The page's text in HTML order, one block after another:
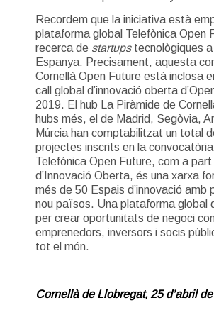
Recordem que la iniciativa està
plataforma global Telefònica Open
recerca de startupstecnològiques
Espanya. Precisament, aquesta
Cornellà Open Future està inclosa
call global d’innovació oberta
2019. El hub La Piràmide de
hubs més, el de Madrid, Segòvia,
Múrcia han comptabilitzat un total
projectes inscrits en la
Telefónica Open Future, com a part
d’Innovació Oberta, és una xarxa
més de 50 Espais d’innovació amb
nou països. Una plataforma global
per crear oportunitats de negoci
emprenedors, inversors i socis
tot el món.
Cornellà de Llobregat, 25 d’abril